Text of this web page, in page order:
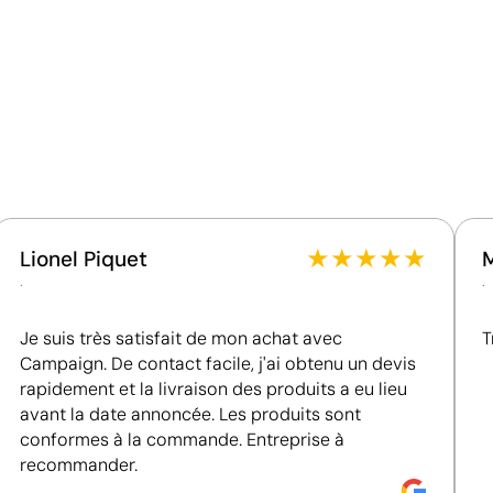
La certification OEKO-TEX garantit l'absence de
substances nocives dans le produit.
Platinum, figurant parmi le 1 % des entreprises les
mieux classées en matière de performance ESG.
Lionel Piquet
.
★★★★★
Je suis très satisfait de mon achat avec
Campaign. De contact facile, j'ai obtenu un devis
rapidement et la livraison des produits a eu lieu
avant la date annoncée. Les produits sont
conformes à la commande. Entreprise à
recommander.
.